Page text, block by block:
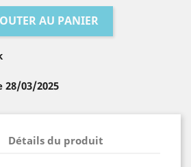
AU PANIER
03/2025
Détails du produit